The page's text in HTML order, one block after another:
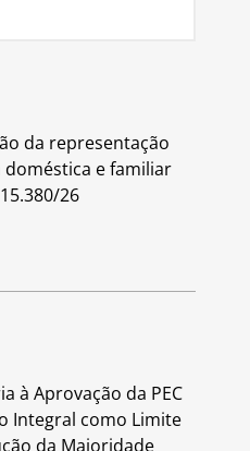
da representação
doméstica e familiar
26
à Aprovação da PEC
Integral como Limite
da Maioridade